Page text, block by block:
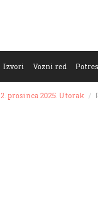
Izvori Vozni red
2. prosinca 2025. Utorak